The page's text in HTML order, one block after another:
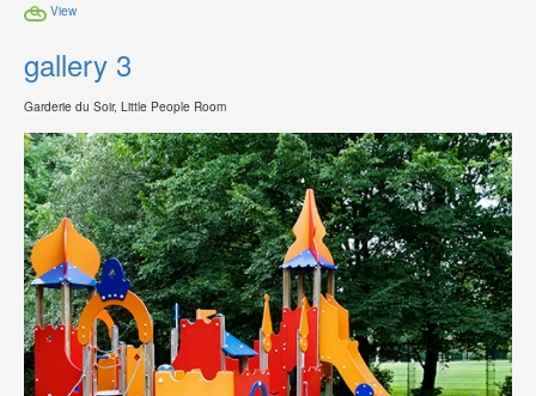
View
gallery 3
Garderie du Soir, Little People Room